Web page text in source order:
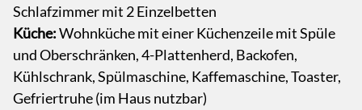
Schlafzimmer mit 2 Einzelbetten
Küche:Wohnküche mit einer Küchenzeile mit Spüle
und Oberschränken, 4-Plattenherd, Backofen,
Kühlschrank, Spülmaschine, Kaffemaschine, Toaster,
Gefriertruhe (im Haus nutzbar)